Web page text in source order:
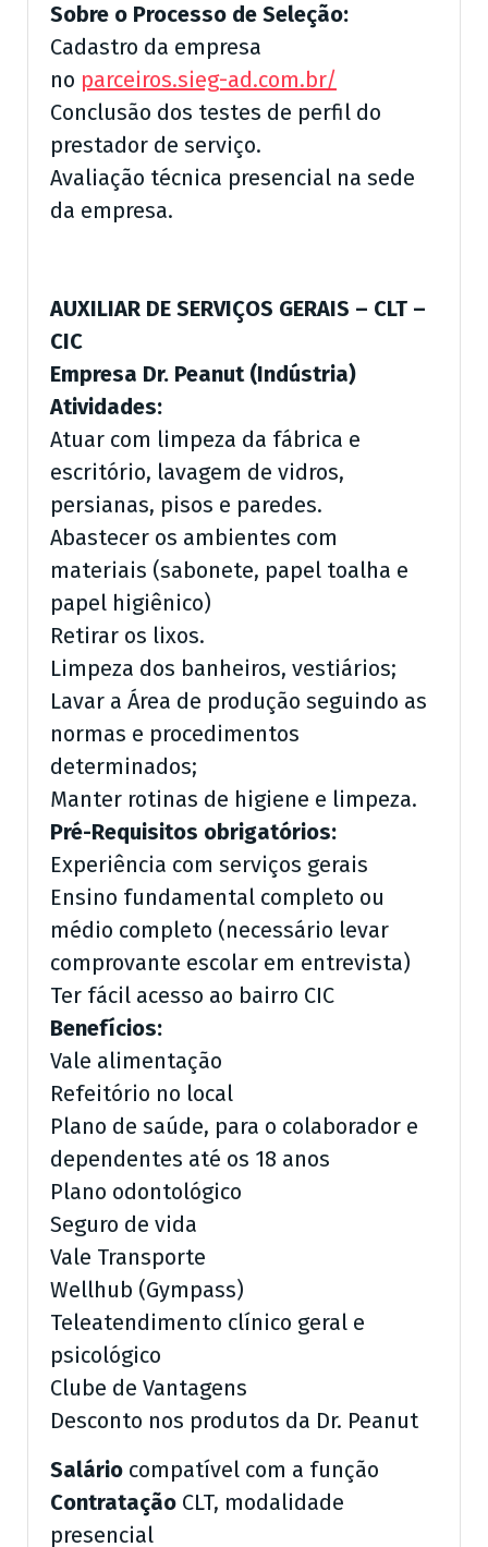
Sobre o Processo de Seleção:
Cadastro da empresa
no parceiros.sieg-ad.com.br/
Conclusão dos testes de perfil do
prestador de serviço.
Avaliação técnica presencial na sede
da empresa.
AUXILIAR DE SERVIÇOS GERAIS – CLT –
CIC
Empresa Dr. Peanut (Indústria)
Atividades:
Atuar com limpeza da fábrica e
escritório, lavagem de vidros,
persianas, pisos e paredes.
Abastecer os ambientes com
materiais (sabonete, papel toalha e
papel higiênico)
Retirar os lixos.
Limpeza dos banheiros, vestiários;
Lavar a Área de produção seguindo as
normas e procedimentos
determinados;
Manter rotinas de higiene e limpeza.
Pré-Requisitos obrigatórios:
Experiência com serviços gerais
Ensino fundamental completo ou
médio completo (necessário levar
comprovante escolar em entrevista)
Ter fácil acesso ao bairro CIC
Benefícios:
Vale alimentação
Refeitório no local
Plano de saúde, para o colaborador e
dependentes até os 18 anos
Plano odontológico
Seguro de vida
Vale Transporte
Wellhub (Gympass)
Teleatendimento clínico geral e
psicológico
Clube de Vantagens
Desconto nos produtos da Dr. Peanut
Salário compatível com a função
Contratação CLT, modalidade
presencial